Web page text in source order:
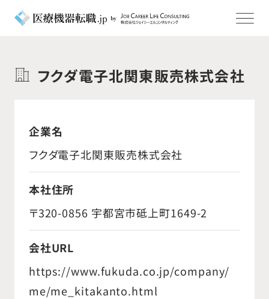
フクダ電子北関東販売株式会社
企業名
フクダ電子北関東販売株式会社
本社住所
〒320-0856 宇都宮市砥上町1649-2
会社URL
https://www.fukuda.co.jp/company/
me/me_kitakanto.html